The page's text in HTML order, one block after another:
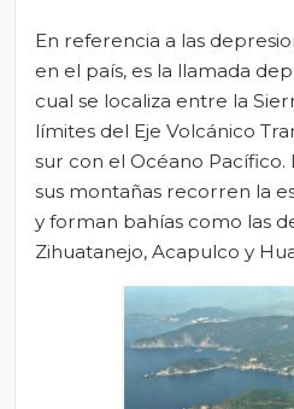
En referencia a las
en el país, es la llamada
cual se localiza entre la
límites del Eje Volcánico
sur con el Océano Pacífico.
sus montañas recorren la
y forman bahías como las
Zihuatanejo, Acapulco y